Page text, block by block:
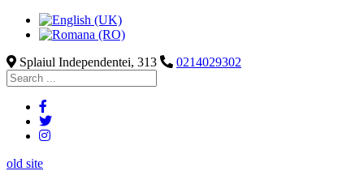
Splaiul Independentei, 313 0214029302
old site